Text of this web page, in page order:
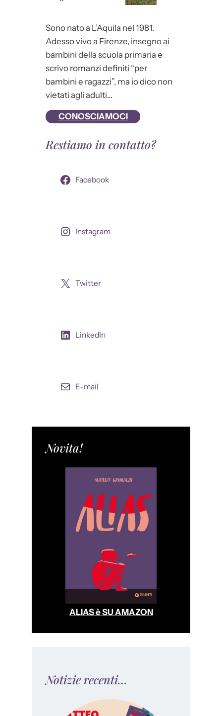
Sono nato a L’Aquila nel 1981.
Adesso vivo a Firenze, insegno ai
bambini della scuola primaria e
scrivo romanzi definiti “per
bambini e ragazzi”, ma io dico non
vietati agli adulti…
CONOSCIAMOCI
Restiamo in contatto?
Facebook
Instagram
Twitter
LinkedIn
E-mail
Novita!
ALIAS è SU AMAZON
Notizie recenti…